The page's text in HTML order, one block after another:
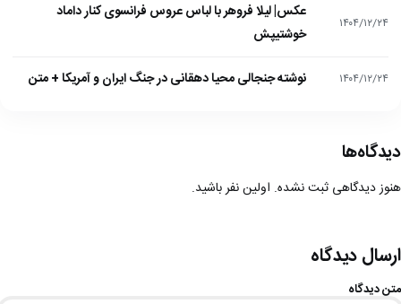
۱۴۰۴/۱۲/۲۴
عکس| لیلا فروهر با لباس عروس فرانسوی کنار داماد
خوشتیپش
۱۴۰۴/۱۲/۲۴ نوشته جنجالی محیا دهقانی در جنگ ایران و آمریکا + متن
دیدگاه‌ها
هنوز دیدگاهی ثبت نشده. اولین نفر باشید.
ارسال دیدگاه
متن دیدگاه